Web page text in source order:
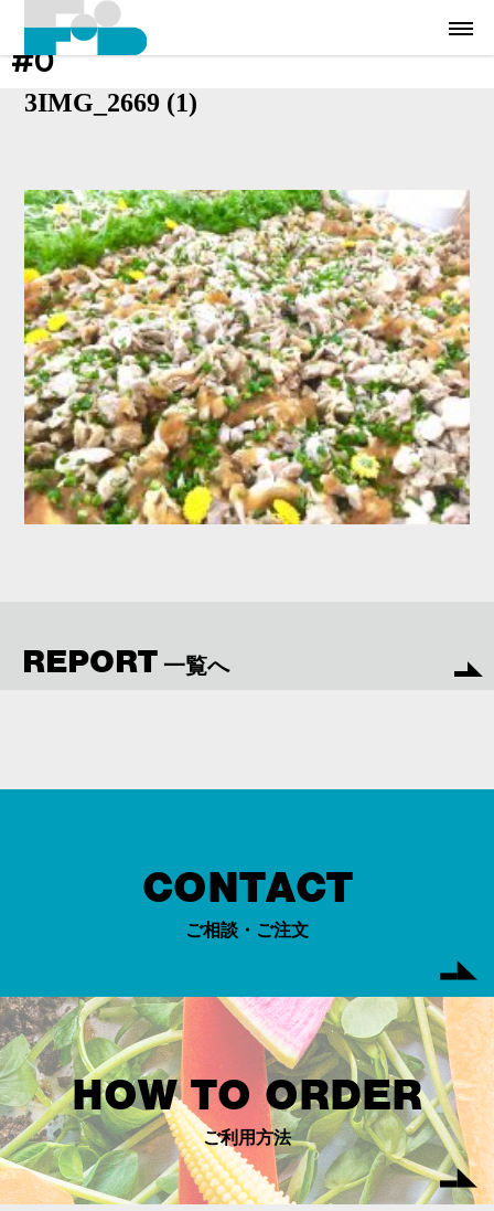
#0
3IMG_2669 (1)
REPORT 一覧へ
CONTACT
ご相談・ご注文
HOW TO ORDER
ご利用方法